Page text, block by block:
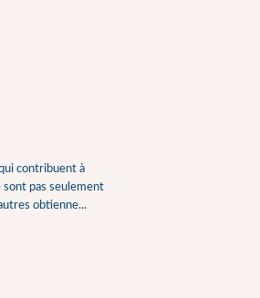
contribuent à
sont pas seulement
obtienne...